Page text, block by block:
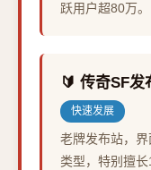
跃用户超80万。
🔰 传奇SF发
快速发展
老牌发布站，
类型，特别擅